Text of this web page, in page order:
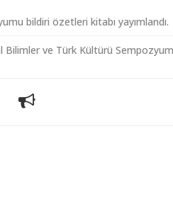
bildiri özetleri kitabı yayımlandı.
Bilimler ve Türk Kültürü